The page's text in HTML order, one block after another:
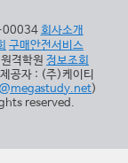
00034 회사소개
구매안전서비스
격학원 정보조회
공자 : (주)케이티
)
reserved.